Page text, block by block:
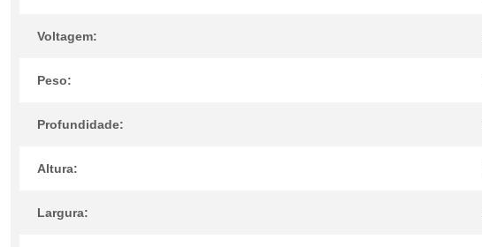
Voltagem:
Peso:
Profundidade:
Altura:
Largura: